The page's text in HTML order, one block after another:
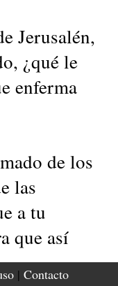
Jerusalén,
¿qué le
enferma
de los
las
a tu
que así
| Contacto